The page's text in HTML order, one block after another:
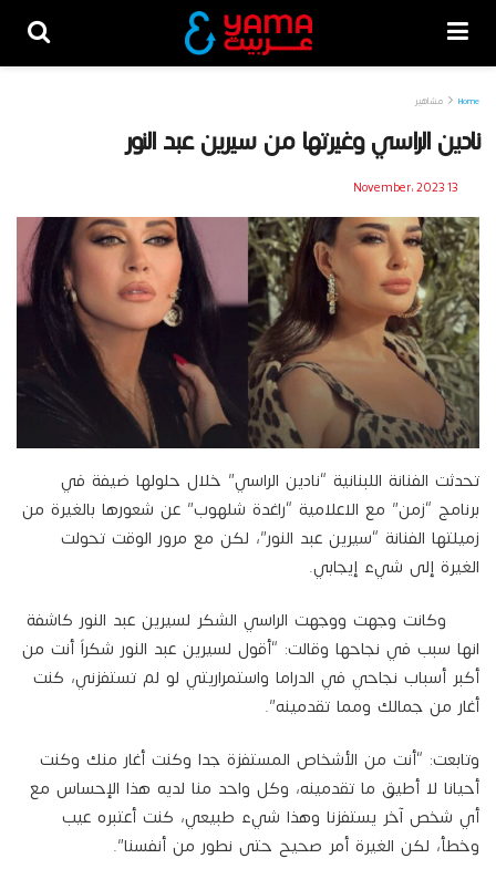
Home مشاهير
نادين الراسي وغيرتها من سيرين عبد النور
13 November، 2023
تحدثت الفنانة اللبنانية “نادين الراسي” خلال حلولها ضيفة في
برنامج “زمن” مع الاعلامية “راغدة شلهوب” عن شعورها بالغيرة من
زميلتها الفنانة “سيرين عبد النور”، لكن مع مرور الوقت تحولت
الغيرة إلى شيء إيجابي.
وكانت وجهت ووجهت الراسي الشكر لسيرين عبد النور كاشفة
انها سبب في نجاحها وقالت: “أقول لسيرين عبد النور شكراً أنت من
أكبر أسباب نجاحي في الدراما واستمراريتي لو لم تستفزني، كنت
أغار من جمالك ومما تقدمينه”.
وتابعت: “أنت من الأشخاص المستفزة جدا وكنت أغار منك وكنت
أحيانا لا أطيق ما تقدمينه، وكل واحد منا لديه هذا الإحساس مع
أي شخص آخر يستفزنا وهذا شيء طبيعي، كنت أعتبره عيب
وخطأ، لكن الغيرة أمر صحيح حتى نطور من أنفسنا”.